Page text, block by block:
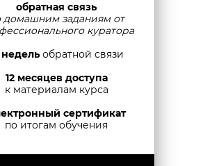
обратная связь
домашним заданиям от
куратора
недель обратной связи
12 месяцев доступа
к материалам курса
сертификат
по итогам обучения